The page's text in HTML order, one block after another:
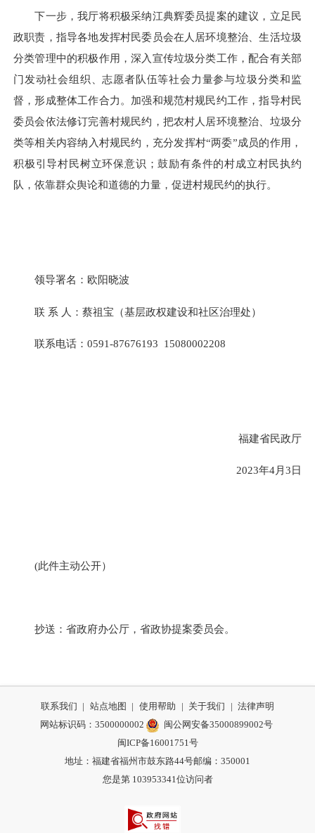
下一步，我厅将积极采纳江典辉委员提案的建议，立足民
政职责，指导各地发挥村民委员会在人居环境整治、生活垃圾
分类管理中的积极作用，深入宣传垃圾分类工作，配合有关部
门发动社会组织、志愿者队伍等社会力量参与垃圾分类和监
督，形成整体工作合力。加强和规范村规民约工作，指导村民
委员会依法修订完善村规民约，把农村人居环境整治、垃圾分
类等相关内容纳入村规民约，充分发挥村“两委”成员的作用，
积极引导村民树立环保意识；鼓励有条件的村成立村民执约
队，依靠群众舆论和道德的力量，促进村规民约的执行。
领导署名：欧阳晓波
联 系 人：蔡祖宝（基层政权建设和社区治理处）
联系电话：0591-87676193 15080002208
福建省民政厅
2023年4月3日
(此件主动公开）
抄送：省政府办公厅，省政协提案委员会。
联系我们 | 站点地图 | 使用帮助 | 关于我们 | 法律声明
网站标识码：3500000002
闽公网安备35000899002号
闽ICP备16001751号
地址：福建省福州市鼓东路44号邮编：350001
您是第 103953341位访问者